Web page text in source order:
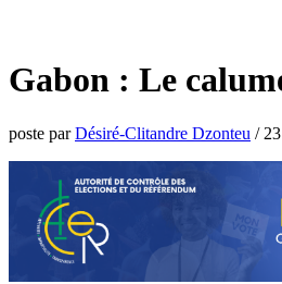
Gabon : Le
poste parDésiré-Clitandre Dzonteu /